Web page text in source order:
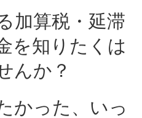
加算税・延滞
を知りたくは
んか？
かった、いっ